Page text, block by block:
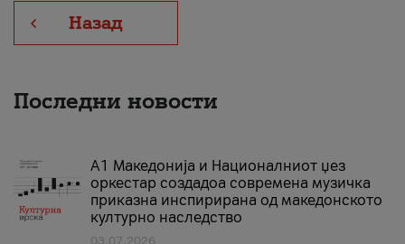
Назад
Последни новости
А1 Македонија и Националниот џез
оркестар создадоа современа музичка
приказна инспирирана од македонското
културно наследство
03.07.2026